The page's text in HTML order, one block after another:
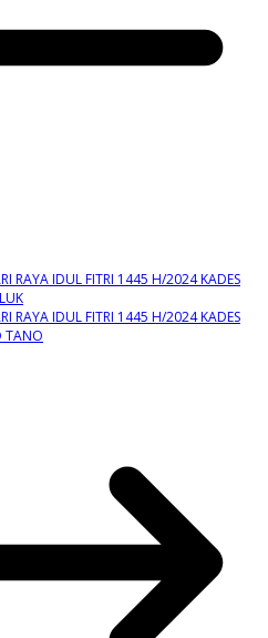
RAYA IDUL FITRI 1445 H/2024 KADES
RAYA IDUL FITRI 1445 H/2024 KADES
TANO